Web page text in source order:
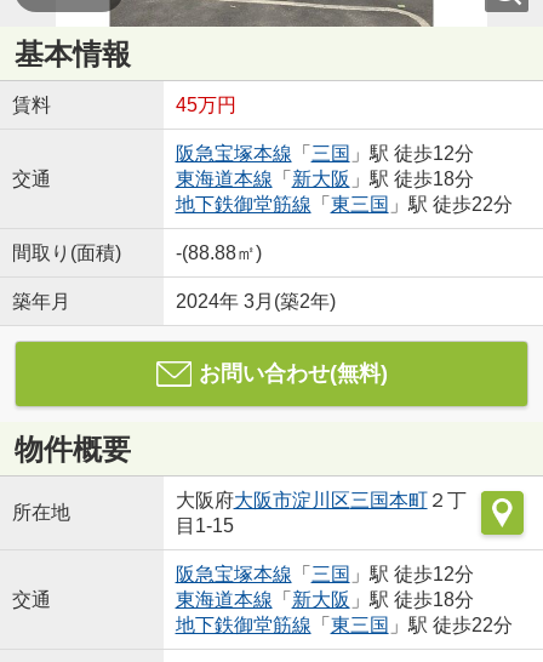
基本情報
賃料 45万円
交通
阪急宝塚本線 「 三国 」駅 徒歩12分
東海道本線 「 新大阪 」駅 徒歩18分
地下鉄御堂筋線 「 東三国 」駅 徒歩22分
間取り(面積) -(88.88㎡)
築年月 2024年 3月(築2年)
お問い合わせ(無料)
物件概要
所在地
大阪府大阪市淀川区三国本町２丁
目1-15
交通
阪急宝塚本線 「 三国 」駅 徒歩12分
東海道本線 「 新大阪 」駅 徒歩18分
地下鉄御堂筋線 「 東三国 」駅 徒歩22分